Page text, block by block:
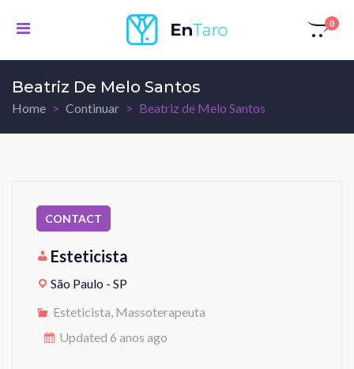
0
Beatriz De Melo Santos
Home Continuar Beatriz de Melo Santos
Esteticista
São Paulo - SP
Esteticista, Massoterapeuta
Updated 6 anos ago